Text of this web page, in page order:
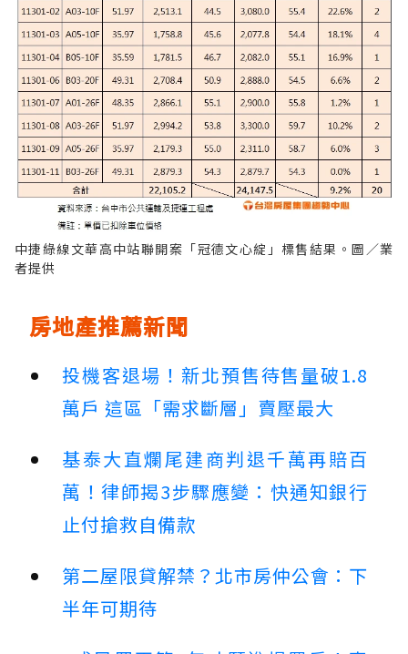
中捷綠線文華高中站聯開案「冠德文心綻」標售結果。圖／業
者提供
房地產推薦新聞
投機客退場！新北預售待售量破1.8
萬戶 這區「需求斷層」賣壓最大
基泰大直爛尾建商判退千萬再賠百
萬！律師揭3步驟應變：快通知銀行
止付搶救自備款
第二屋限貸解禁？北市房仲公會：下
半年可期待